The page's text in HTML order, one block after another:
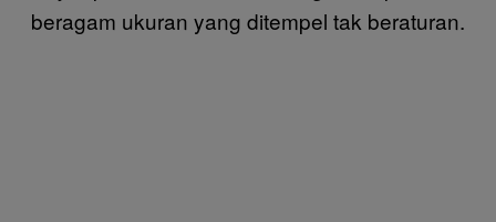
beragam ukuran yang ditempel tak beraturan.